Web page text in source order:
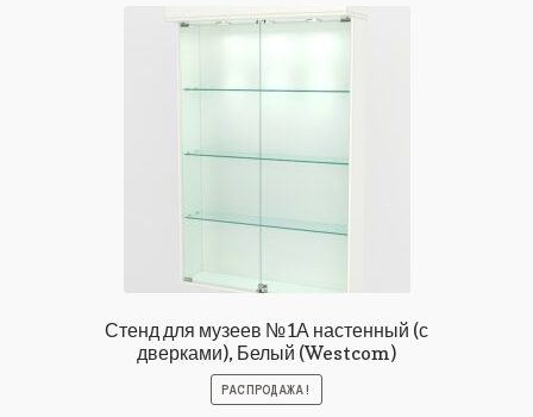
Стенд для музеев №1А настенный (с
дверками), Белый (Westcom)
РАСПРОДАЖА!